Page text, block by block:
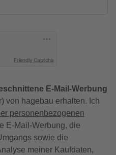
Friendly Captcha
E-Mail-Werbung
von hagebau erhalten. Ich
personenbezogenen
E-Mail-Werbung, die
sowie die
meiner Kaufdaten,